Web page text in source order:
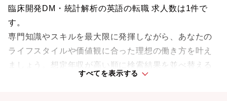
臨床開発DM・統計解析の英語の転職 求人数は1件で
す。
専門知識やスキルを最大限に発揮しながら、あなたの
ライフスタイルや価値観に合った理想の働き方を叶え
ましょう。想定年収が高い順に検索結果を並べ替える
すべてを表示する